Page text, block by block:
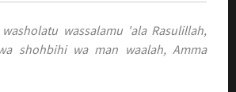
wassalamu 'ala Rasulillah,
shohbihi wa man waalah, Amma